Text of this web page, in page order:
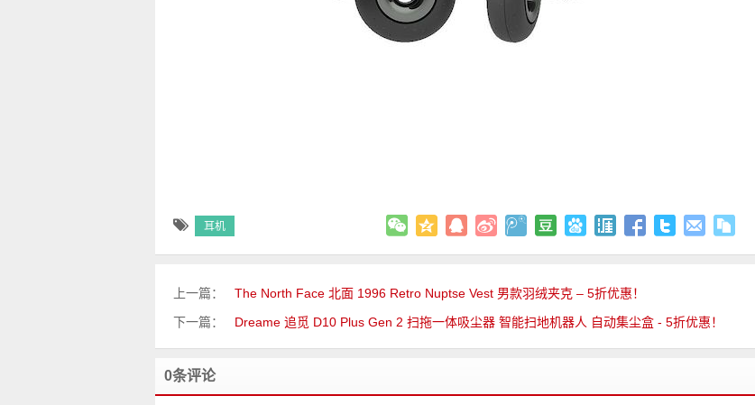
耳机
上一篇：
The North Face 北面 1996 Retro Nuptse Vest 男款羽绒夹克 – 5折优惠！
下一篇：
Dreame 追觅 D10 Plus Gen 2 扫拖一体吸尘器 智能扫地机器人 自动集尘盒 - 5折优惠！
0条评论